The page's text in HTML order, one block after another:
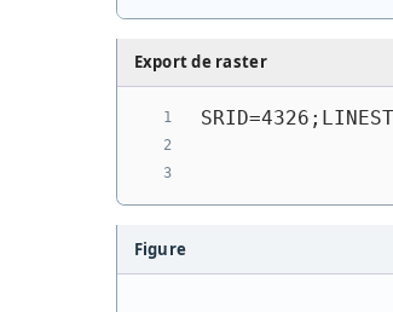
Export de raster
Figure